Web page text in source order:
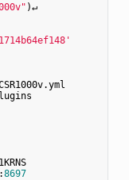
)↵
8697